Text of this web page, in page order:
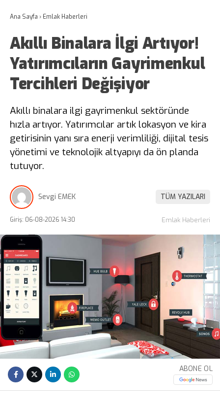
Ana Sayfa › Emlak Haberleri
Akıllı Binalara İlgi Artıyor!
Yatırımcıların Gayrimenkul
Tercihleri Değişiyor
Akıllı binalara ilgi gayrimenkul sektöründe
hızla artıyor. Yatırımcılar artık lokasyon ve kira
getirisinin yanı sıra enerji verimliliği, dijital tesis
yönetimi ve teknolojik altyapıyı da ön planda
tutuyor.
Sevgi EMEK TÜM YAZILARI
Giriş: 06-08-2026 14:30 Emlak Haberleri
ABONE OL